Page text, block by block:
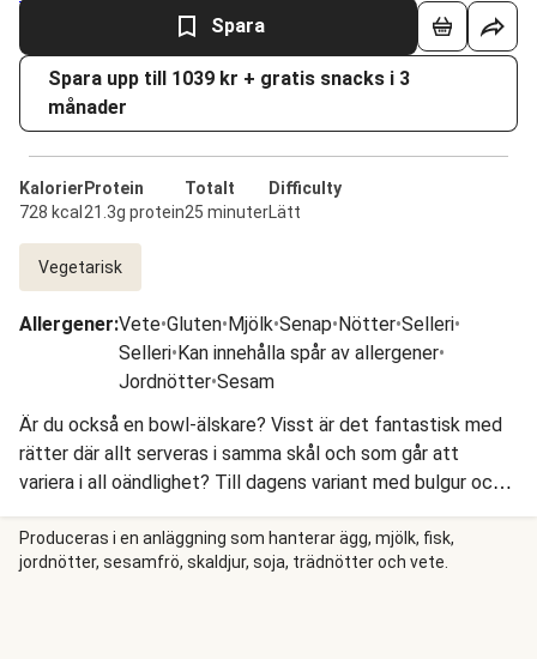
Spara
Spara upp till 1039 kr + gratis snacks i 3
månader
Kalorier
728 kcal
Protein
21.3g protein
Totalt
25 minuter
Difficulty
Lätt
Vegetarisk
Allergener:Vete•Gluten•Mjölk•Senap•Nötter•Selleri•
Selleri•Kan innehålla spår av allergener•
Jordnötter•Sesam
Är du också en bowl-älskare? Visst är det fantastisk med
rätter där allt serveras i samma skål och som går att
variera i all oändlighet? Till dagens variant med bulgur och
kikärtor har vi hämtat inspiration från Indien. Vi glaserar
kikärtorna med vår egen kryddblandning Milda Mahal och
aprikoschutney och blandar ihop en härlig sallad på spenat,
Produceras i en anläggning som hanterar ägg, mjölk, fisk,
jordnötter, sesamfrö, skaldjur, soja, trädnötter och vete.